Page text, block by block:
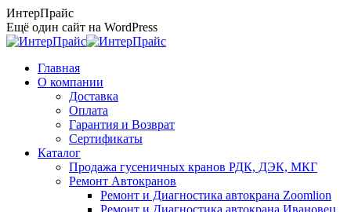
Перейти
к
содержанию
ИнтерПрайс
Ещё один сайт на WordPress
Главная
О компании
Доставка
Оплата
Гарантия и Возврат
Сертификаты
Каталог
Продажа гусеничных кранов РДК, ДЭК, МКГ
Ремонт Автокранов
Ремонт и Диагностика автокрана Zoomlion
Ремонт и Диагностика автокрана Ивановец